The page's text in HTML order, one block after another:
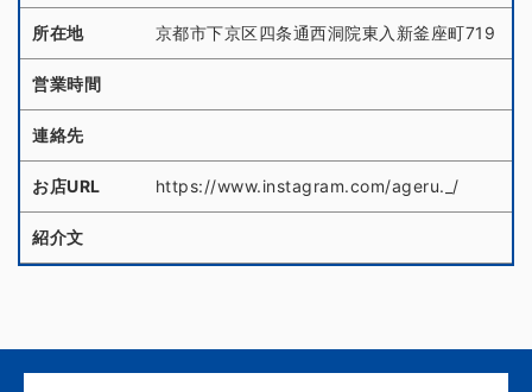
所在地 京都市下京区四条通西洞院東入新釜座町719
営業時間
連絡先
お店URL https://www.instagram.com/ageru._/
紹介文